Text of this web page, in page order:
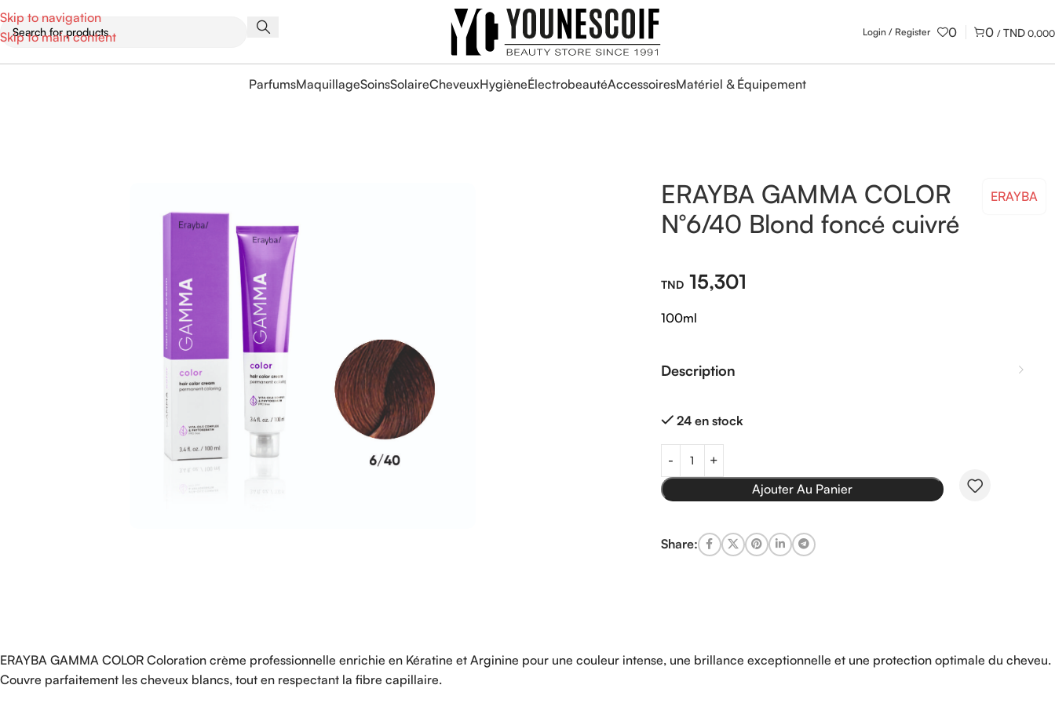
Skip to navigation
Skip to main content
Login / Register 0 0 / 0,000
ParfumsMaquillageSoinsSolaireCheveuxHygièneÉlectrobeautéAccessoiresMatériel & Équipement
ERAYBA GAMMA COLOR
N°6/40 Blond foncé cuivré
ERAYBA
15,301
100ml
Description
24 en stock
Ajouter Au Panier
Share:
ERAYBA GAMMA COLOR Coloration crème professionnelle enrichie en Kératine et Arginine pour une couleur intense, une brillance exceptionnelle et une protection optimale du cheveu.
Couvre parfaitement les cheveux blancs, tout en respectant la fibre capillaire.